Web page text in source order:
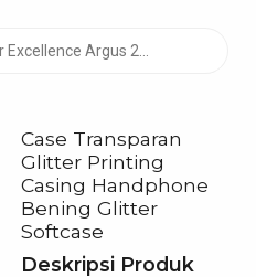
Case Transparan
Glitter Printing
Casing Handphone
Bening Glitter
Softcase
Deskripsi Produk